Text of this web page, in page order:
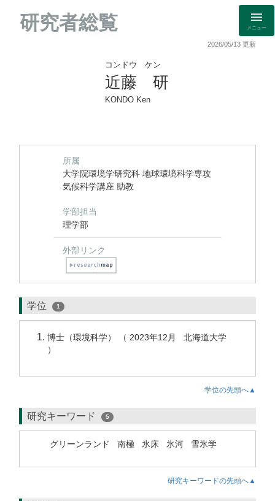
研究者総覧 メニュー
2026/05/13 更新
コンドウ ケン
近藤 研
KONDO Ken
所属
大学院環境学研究科 地球環境科学専攻
気候科学講座 助教
学部担当
理学部
外部リンク
学位 1
博士（環境科学） （ 2023年12月 北海道大学
）
学位の先頭へ▲
研究キーワード 5
グリーンランド 南極 氷床 氷河 雪氷学
研究キーワードの先頭へ▲